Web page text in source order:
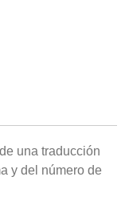
una traducción
y del número de